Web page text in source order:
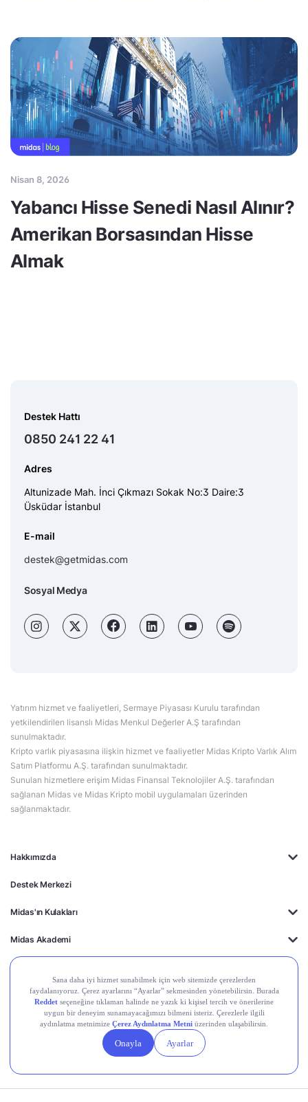
Nisan 8, 2026
Yabancı Hisse Senedi Nasıl Alınır?
Amerikan Borsasından Hisse
Almak
Hakkımızda
Destek Merkezi
Midas'ın Kulakları
Midas Akademi
Borsa Terimleri
Piyasalar
Destek Hattı
0850 241 22 41
Adres
Altunizade Mah. İnci Çıkmazı Sokak No:3 Daire:3
Üsküdar İstanbul
E-mail
destek@getmidas.com
Sosyal Medya
Yatırım hizmet ve faaliyetleri, Sermaye Piyasası Kurulu tarafından
yetkilendirilen lisanslı Midas Menkul Değerler A.Ş tarafından
sunulmaktadır.
Kripto varlık piyasasına ilişkin hizmet ve faaliyetler Midas Kripto Varlık Alım
Satım Platformu A.Ş. tarafından sunulmaktadır.
Sunulan hizmetlere erişim Midas Finansal Teknolojiler A.Ş. tarafından
sağlanan Midas ve Midas Kripto mobil uygulamaları üzerinden
sağlanmaktadır.